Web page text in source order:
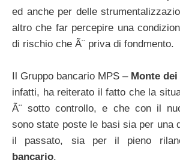
ed anche per delle
altro che far percepire una
di rischio che Ã¨ priva di fondmento.
Il Gruppo bancario MPS – Monte
infatti, ha reiterato il fatto che la
Ã¨ sotto controllo, e che con il
sono state poste le basi sia per una
il passato, sia per il pieno
bancario.